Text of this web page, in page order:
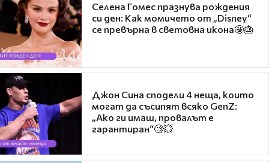
Селена Гомес празнува рождения
си ден: Как момичето от „Disney“
се превърна в световна икона🤩🎂
Джон Сина сподели 4 неща, които
могат да съсипят всяко GenZ:
„Ако ги имаш, провалът е
гарантиран“🧐💥